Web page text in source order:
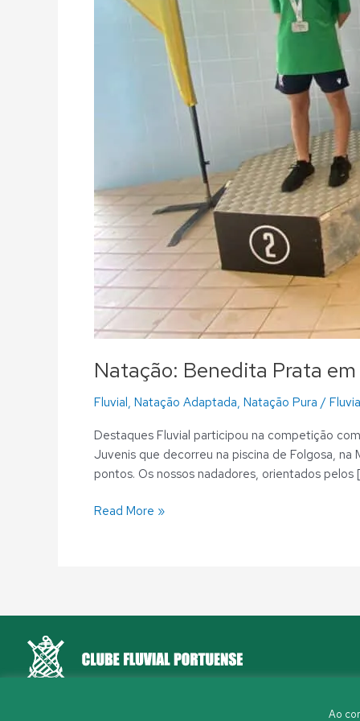
Natação: Benedita Prata
Fluvial, Natação Adaptada, Natação Pura /
Destaques Fluvial participou na competição
Juvenis que decorreu na piscina de Folgosa,
pontos. Os nossos nadadores, orientados pelos
Read More »
Ao